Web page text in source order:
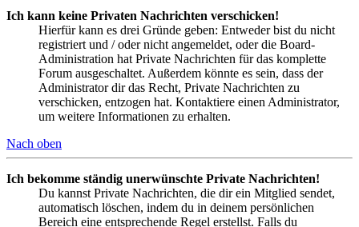
Ich kann keine Privaten Nachrichten verschicken!
Hierfür kann es drei Gründe geben: Entweder bist du nicht
registriert und / oder nicht angemeldet, oder die Board-
Administration hat Private Nachrichten für das komplette
Forum ausgeschaltet. Außerdem könnte es sein, dass der
Administrator dir das Recht, Private Nachrichten zu
verschicken, entzogen hat. Kontaktiere einen Administrator,
um weitere Informationen zu erhalten.
Nach oben
Ich bekomme ständig unerwünschte Private Nachrichten!
Du kannst Private Nachrichten, die dir ein Mitglied sendet,
automatisch löschen, indem du in deinem persönlichen
Bereich eine entsprechende Regel erstellst. Falls du